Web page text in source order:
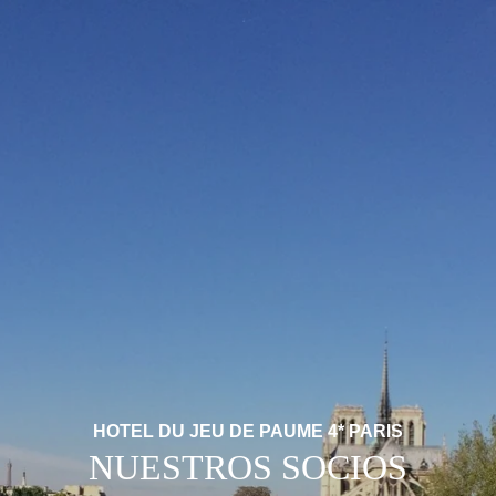
HOTEL DU JEU DE PAUME 4* PARIS
NUESTROS SOCIOS